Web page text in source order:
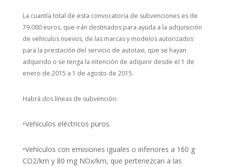
La cuantía total de esta convocatoria de subvenciones es de
79.000 euros, que irán destinados para ayuda a la adquisición
de vehículos nuevos, de las marcas y modelos autorizados
para la prestación del servicio de autotaxi, que se hayan
adquirido o se tenga la intención de adquirir desde el 1 de
enero de 2015 a 1 de agosto de 2015.
Habrá dos líneas de subvención:
•Vehículos eléctricos puros.
•Vehículos con emisiones iguales o inferiores a 160 g
CO2/km y 80 mg NOx/km, que pertenezcan a las